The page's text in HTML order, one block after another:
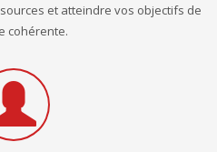
et atteindre vos objectifs de
cohérente.